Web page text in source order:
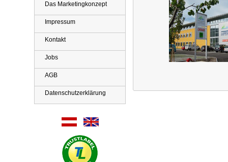
Das Marketingkonzept
Impressum
Kontakt
Jobs
AGB
Datenschutzerklärung